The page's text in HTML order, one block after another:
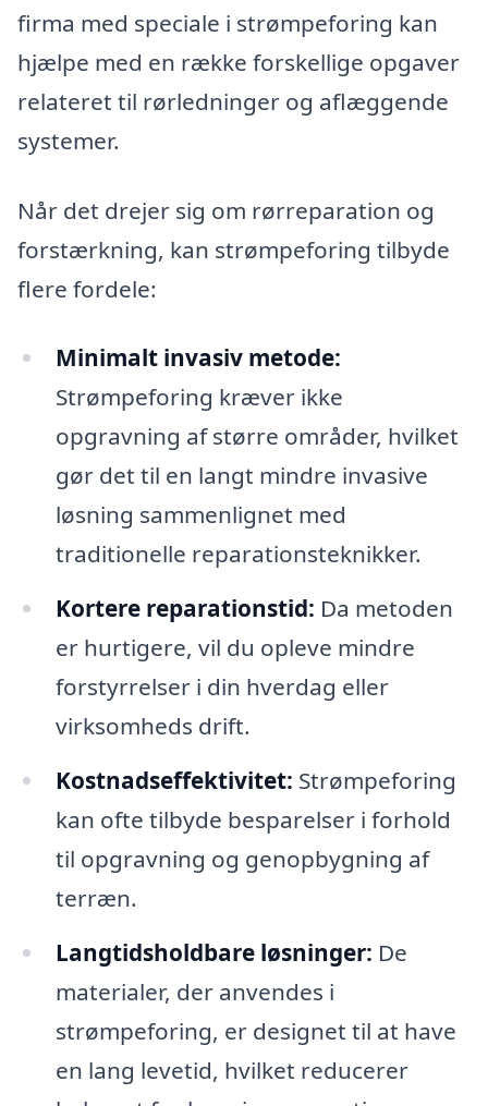
firma med speciale i strømpeforing kan
hjælpe med en række forskellige opgaver
relateret til rørledninger og aflæggende
systemer.
Når det drejer sig om rørreparation og
forstærkning, kan strømpeforing tilbyde
flere fordele:
Minimalt invasiv metode:
Strømpeforing kræver ikke
opgravning af større områder, hvilket
gør det til en langt mindre invasive
løsning sammenlignet med
traditionelle reparationsteknikker.
Kortere reparationstid: Da metoden
er hurtigere, vil du opleve mindre
forstyrrelser i din hverdag eller
virksomheds drift.
Kostnadseffektivitet: Strømpeforing
kan ofte tilbyde besparelser i forhold
til opgravning og genopbygning af
terræn.
Langtidsholdbare løsninger: De
materialer, der anvendes i
strømpeforing, er designet til at have
en lang levetid, hvilket reducerer